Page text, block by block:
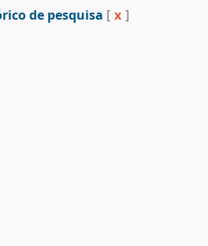
de pesquisa [ x ]